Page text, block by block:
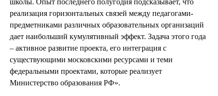
школы. Опыт последнего полугодия подсказывает, что
реализация горизонтальных связей между педагогами-
предметниками различных образовательных организаций
дает наибольший кумулятивный эффект. Задача этого года
– активное развитие проекта, его интеграция с
существующими московскими ресурсами и теми
федеральными проектами, которые реализует
Министерство образования РФ».